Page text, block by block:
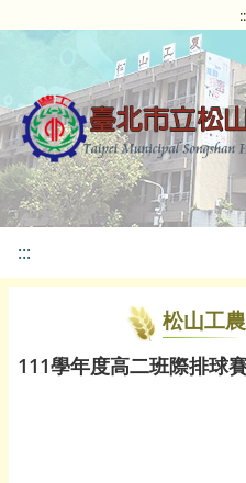
:::
松山工
111學年度高二班際排球